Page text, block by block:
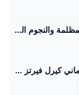
فيرتز زفيكي: رائد اكتشاف المادة المظلمة والنجوم النيوترونية يسرني تقديم مقال مفصل عن شخصية فريتز زفيكي وإسهاماته العلمية في علم الفلك: فريتز زفيكي: رائد اكتشاف المادة المظلمة والنجوم النيوترونية فريتز زفيكي (14 فبراير 1898 - 8 فبراير 1974) كان عالم فلك سويسري عمل معظم حياته في معهد كاليفورنيا للتكنولوجيا بالولايات المتحدة، وأحدث ثورة في فهمنا للكون من خلال أفكاره واكتشافاته الرائدة. تلقى تعليمه الثانوي في زيوريخ، ثم درس الرياضيات والفيزياء التجريبية بين 1917 و1925 على يد كبار العلماء أمثال أوجوست بيكارد وألبرت أينشتاين، مما أكسبه قاعدة علمية راسخة ساعدته في إرساء أسس علم الفلك الحديث.
كارل فيرتز: رائد الفيزياء النووية الألماني كيرل فيرتز هو عالم فيزياء نووية ألماني بارز وُلد في 24 أبريل 1910 في كولونيا وتوفي في 12 فبراير 1994. حصل على شهادة الدكتوراه في عام 1934 بعد دراسته الفيزياء والكيمياء والرياضيات في جامعات بون وفرايبورغ وبريسلّاو. درّس بعد ذلك كمساعد تدريس لوزير التعليم الألماني كارل فريدريش بونهوفر في جامعة لايبتزغ، وكان عضواً في رابطة المعلمين النازية خلال الفترة النازية في ألمانيا، رغم أنه لم يكن عضواً في الحزب النازي. مهنياً، تميز فيرتز بعمله في معهد كايزر فيلهلم للفيزياء في برلين منذ عام 1937، حيث عمل على تصميم المفاعلات النووية خلال الحرب العالمية الثانية، وبالأخص مفاعل الطبقات الأفقية، بالإضافة إلى قيادة قسم التجارب في المعهد الذي نقل إلى هيتشينجن لتجنب تأثير القصف الجوي في 1944.